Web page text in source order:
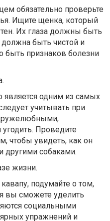
обязательно проверьте
Ищите щенка, который
Их глаза должны быть
быть чистой и
быть признаков болезни
является одним из самых
учитывать при
Проведите
чтобы увидеть, как он
другими собаками.
жизни.
подумайте о том,
вы сможете уделить
социальными
упражнений и